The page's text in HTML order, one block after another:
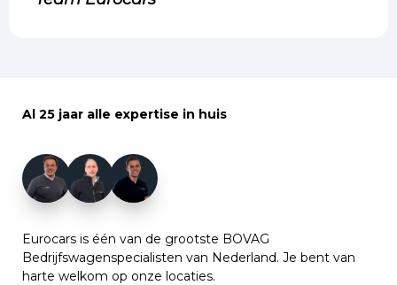
Al 25 jaar alle expertise in huis
Eurocars is één van de grootste BOVAG
Bedrijfswagenspecialisten van Nederland. Je bent van
harte welkom op onze locaties.